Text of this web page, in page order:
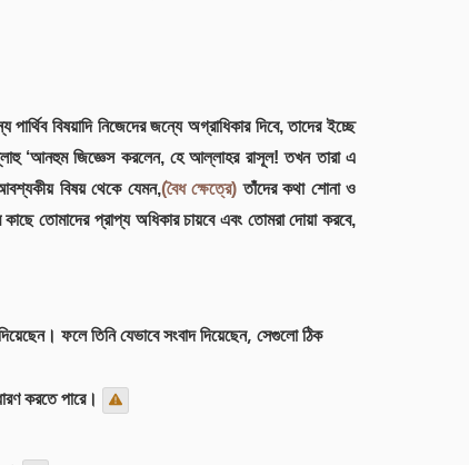
বিষয়াদি নিজেদের জন্যে অগ্রাধিকার দিবে, তাদের ইচ্ছে
‘আনহুম জিজ্ঞেস করলেন, হে আল্লাহর রাসূল! তখন তারা এ
বিষয় থেকে যেমন,(বৈধ ক্ষেত্রে) তাঁদের কথা শোনা ও
তোমাদের প্রাপ্য অধিকার চায়বে এবং তোমরা দোয়া করবে,
ফলে তিনি যেভাবে সংবাদ দিয়েছেন, সেগুলো ঠিক
করতে পারে।